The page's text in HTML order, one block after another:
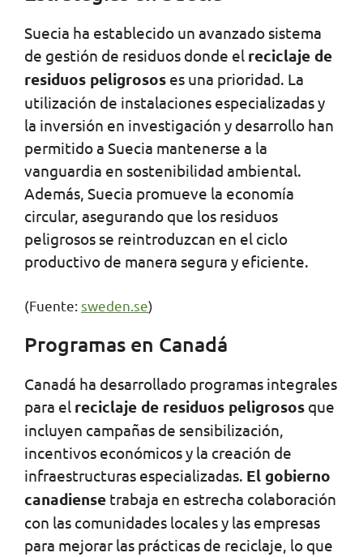
Suecia ha establecido un avanzado sistema
de gestión de residuos donde el reciclaje de
residuos peligrosos es una prioridad. La
utilización de instalaciones especializadas y
la inversión en investigación y desarrollo han
permitido a Suecia mantenerse a la
vanguardia en sostenibilidad ambiental.
Además, Suecia promueve la economía
circular, asegurando que los residuos
peligrosos se reintroduzcan en el ciclo
productivo de manera segura y eficiente.
(Fuente: sweden.se)
Programas en Canadá
Canadá ha desarrollado programas integrales
para el reciclaje de residuos peligrosos que
incluyen campañas de sensibilización,
incentivos económicos y la creación de
infraestructuras especializadas. El gobierno
canadiense trabaja en estrecha colaboración
con las comunidades locales y las empresas
para mejorar las prácticas de reciclaje, lo que